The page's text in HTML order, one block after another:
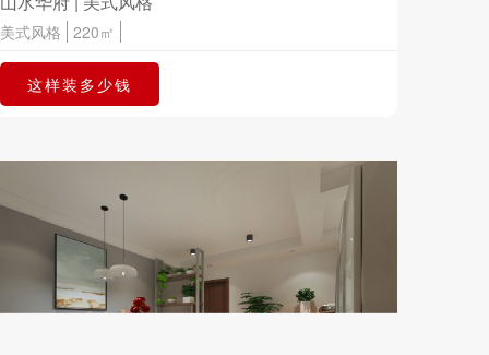
美式风格 220㎡
这样装多少钱